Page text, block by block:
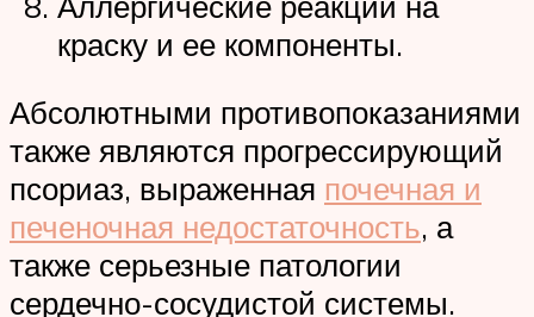
краску и ее компоненты.
Абсолютными противопоказаниями
также являются прогрессирующий
псориаз, выраженная почечная и
печеночная недостаточность, а
также серьезные патологии
сердечно-сосудистой системы.